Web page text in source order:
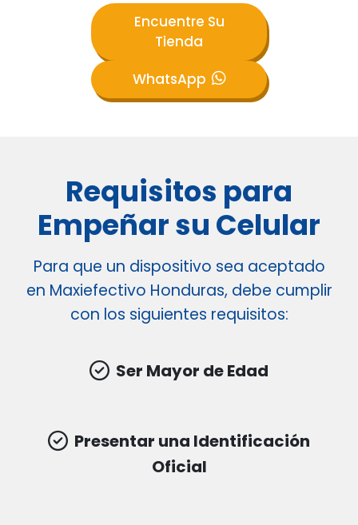
Encuentre Su
Tienda
WhatsApp
Requisitos para
Empeñar su Celular
Para que un dispositivo sea aceptado
en Maxiefectivo Honduras, debe cumplir
con los siguientes requisitos:
Ser Mayor de Edad
Presentar una Identificación
Oficial